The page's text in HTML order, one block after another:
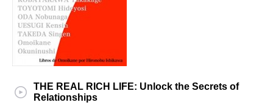
THE REAL RICH LIFE: Unlock the Secrets of
Relationships